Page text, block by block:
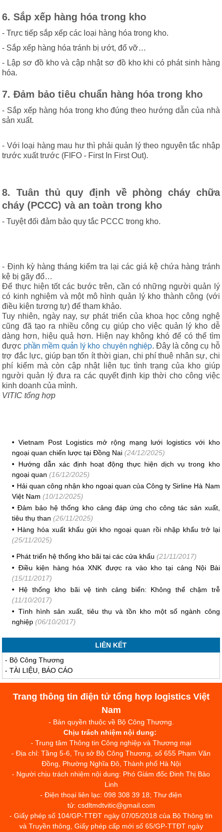
6. Sắp xếp hàng hóa trong kho
- Trực tiếp sắp xếp các loại hàng hóa trong kho.
- Sắp xếp hàng hóa tránh bị ướt, đổ vỡ…
- Lập sơ đồ kho và cập nhật sơ đồ kho khi có phát sinh hàng
hóa.
7. Đảm bảo tiêu chuẩn hàng hóa trong kho
- Sắp xếp hàng hóa trong kho đúng theo hướng dẫn của nhà
sản xuất.
- Với loại hàng mau hư thì phải quản lý theo nguyên tắc nhập
trước xuất trước (FIFO - First In First Out).
8. Tuân thủ quy định về phòng cháy chữa
cháy (PCCC) và an toàn trong kho
- Tuyệt đối đảm bảo quy tắc PCCC trong kho.
- Định kỳ hàng tháng kiểm tra lại các giá kệ chứa hàng tránh
kệ bị gãy đổ…
Để thực hiện tốt các bước trên, cần có những người quản lý
có kinh nghiệm và một mô hình quản lý kho thành công (với
điều kiện tương tự) để tham khảo.
Tuy nhiên, ngày nay, sự phát triển của khoa học công nghệ
cũng đã tạo ra nhiều công cụ giúp cho việc quản lý kho dễ
dàng hơn, hiệu quả hơn. Hiện nay không khó để có thể tìm
được phần mềm quản lý kho chuyên nghiệp. Đây là công cụ hỗ
trợ đắc lực, giúp bạn tốn ít thời gian, chi phí thuê nhân sự, chi
phí kiểm mà còn cập nhật liên tục tình trạng của kho giúp
người quản lý đưa ra các quyết định kịp thời cho công việc
kinh doanh của mình.
VITIC tổng hợp
•Vietnam Post Logistics mở rộng mạng lưới logistics với kho
ngoại quan chiến lược tại Đồng Nai (24/12/2025)
• Hướng dẫn xác định hoạt động thực hiện dịch vụ trong kho
ngoại quan (16/12/2025)
• Hải quan công nhận kho ngoại quan của Công ty Sirline Hà Nam
Việt Nam (10/12/2025)
•Đảm bảo hệ thống kho cảng đáp ứng cho công tác sản xuất,
tiêu thụ than (26/11/2025)
• Hàng hóa xuất khẩu gửi kho ngoại quan rồi nhập khẩu trở lại
(25/11/2025)
• Phát triển hệ thống kho bãi tại các cửa khẩu(21/11/2017)
• Điều kiện hàng hóa XNK được ra vào kho tại cảng Nội Bài
(15/11/2017)
• Hệ thống kho bãi vệ tinh cảng biển: Không thể chậm trễ
(11/10/2017)
• Tình hình sản xuất, tiêu thụ và tồn kho một số ngành công
nghiệp (06/10/2017)
LIÊN KẾT
- Bộ Công Thương
-TÀI LIỆU, BÁO CÁO
Trang thông tin điện tử tổng hợp logistics Việt
Nam
- Bản quyền thuộc về Bộ Công Thương.
Chịu trách nhiệm nội dung:
- Trung tâm Thông tin Công nghiệp và Thương mại
- Địa chỉ: Tầng 5-6, Trụ sở Bộ Công Thương, số 655 Phạm Văn
Đồng, Phường Nghĩa Đô, Thành phố Hà Nội
- Người chịu trách nhiệm nội dung: Phó Giám đốc Đinh Thị Bảo
Linh
- Điện thoại liên lạc: 098 308 39 18; Thư điện
tử: csdltmdtvitic@gmail.com
- Giấy phép số 104/GP-TTĐT ngày 07/05/2018 của Bộ Thông tin
và Truyền thông, Giấy phép cấp mới số 65/GP-TTĐT ngày